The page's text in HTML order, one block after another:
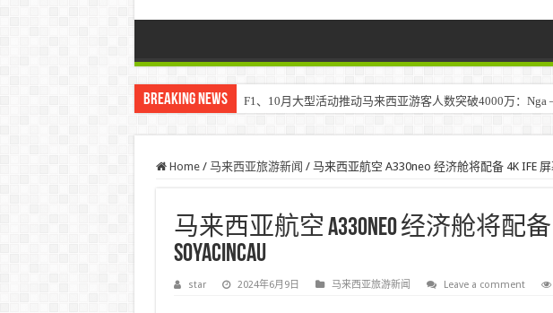
Breaking News F1、10月大型活动推动马来西亚游客人数突破4000万：Nga
Klook客路将印度和中东创作者聚集在马来西亚 – TravelBiz
Home / 马来西亚旅游新闻 / 马来西亚航空 A330neo 经济舱将配备 4K IFE 屏
马来西亚航空 A330neo 经济舱将配备
SoyaCincau
star 2024年6月9日 马来西亚旅游新闻 Leave a comment